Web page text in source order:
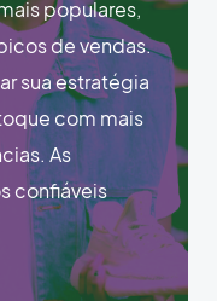
populares,
de vendas.
sua estratégia
com mais
As
confiáveis